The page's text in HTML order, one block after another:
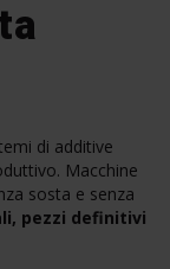
di additive
Macchine
sosta e senza
pezzi definitivi